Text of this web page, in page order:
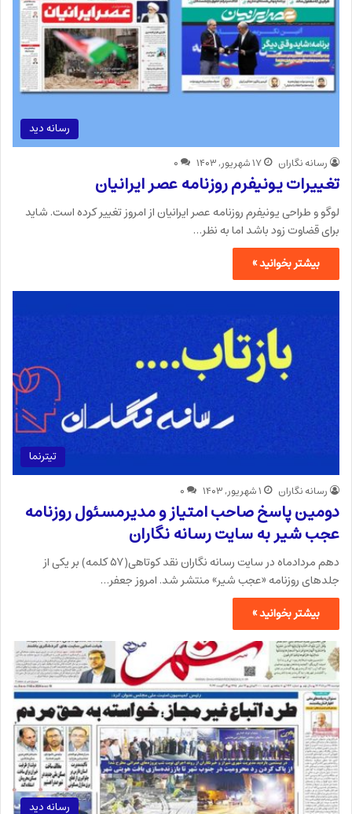
رسانه دید
رسانه نگاران ۱۷ شهریور, ۱۴۰۳ ۰
تغییرات یونیفرم روزنامه عصر ایرانیان
لوگو و طراحی یونیفرم روزنامه عصر ایرانیان از امروز تغییر کرده است. شاید
برای قضاوت زود باشد اما به نظر…
بیشتر بخوانید »
تیترنما
رسانه نگاران ۱ شهریور, ۱۴۰۳ ۰
دومین پاسخ صاحب امتیاز و مدیرمسئول روزنامه
عجب شیر به سایت رسانه نگاران
دهم مردادماه در سایت رسانه نگاران نقد کوتاهی(۵۷ کلمه) بر یکی از
جلدهای روزنامه «عجب شیر» منتشر شد. امروز جعفر…
بیشتر بخوانید »
رسانه دید